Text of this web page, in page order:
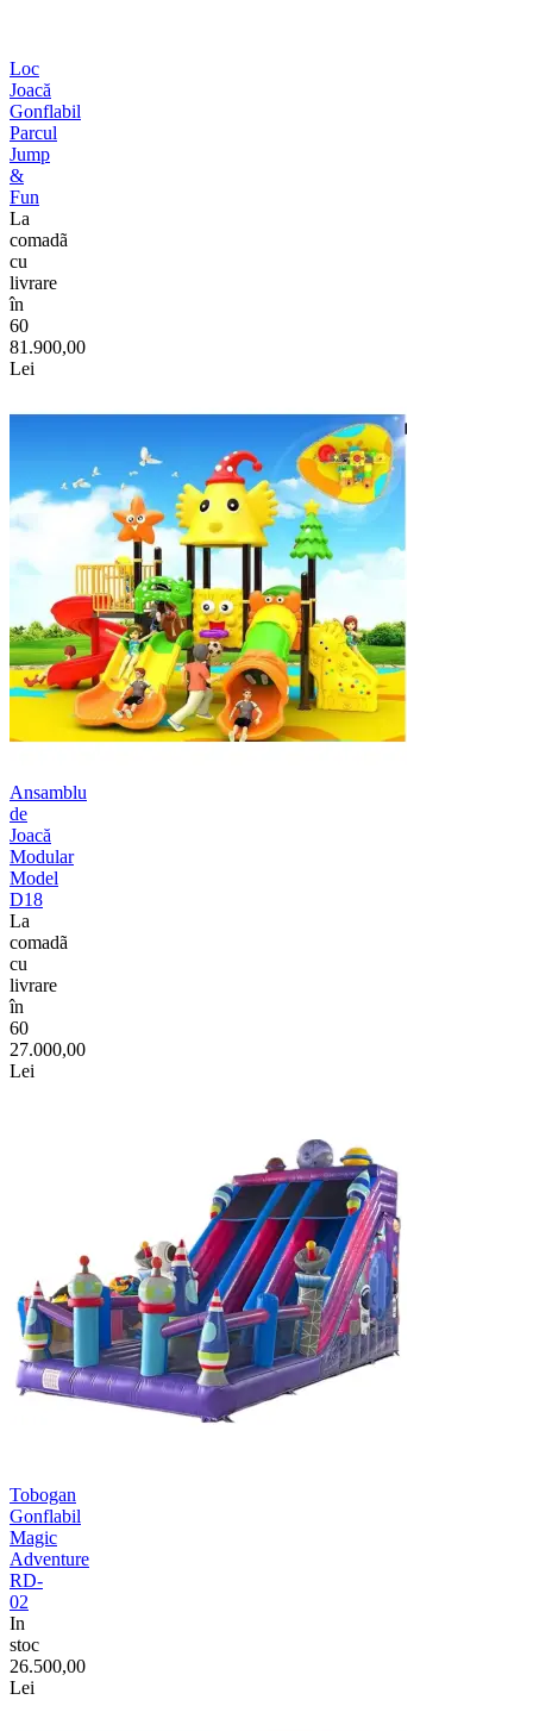
Loc
Joacă
Gonflabil
Parcul
Jump
&
Fun
La
comadã
cu
livrare
în
60
81.900,00
Lei
Ansamblu
de
Joacă
Modular
Model
D18
La
comadã
cu
livrare
în
60
27.000,00
Lei
Tobogan
Gonflabil
Magic
Adventure
RD-
02
In
stoc
26.500,00
Lei